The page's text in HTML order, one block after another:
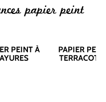
papier peint
PEINT À
PAPIER